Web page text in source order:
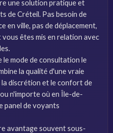
une solution pratique et
de Créteil. Pas besoin de
en ville, pas de déplacement,
êtes mis en relation avec
le mode de consultation le
la qualité d'une vraie
discrétion et le confort de
n'importe où en Île-de-
panel de voyants
avantage souvent sous-